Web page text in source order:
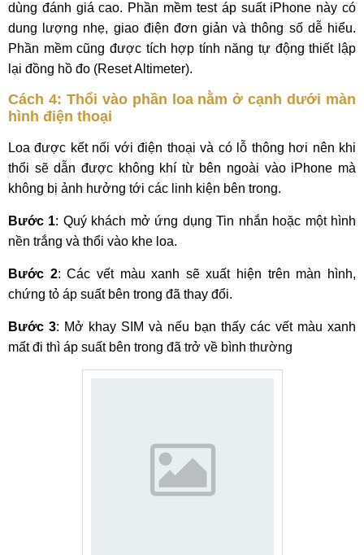
dùng đánh giá cao. Phần mềm test áp suất iPhone này có
dung lượng nhẹ, giao điện đơn giản và thông số dễ hiểu.
Phần mềm cũng được tích hợp tính năng tự động thiết lập
lại đồng hồ đo (Reset Altimeter).
Cách 4: Thổi vào phần loa nằm ở cạnh dưới màn
hình điện thoại
Loa được kết nối với điện thoại và có lỗ thông hơi nên khi
thổi sẽ dẫn được không khí từ bên ngoài vào iPhone mà
không bị ảnh hưởng tới các linh kiện bên trong.
Bước 1: Quý khách mở ứng dụng Tin nhắn hoặc một hình
nền trắng và thổi vào khe loa.
Bước 2: Các vết màu xanh sẽ xuất hiện trên màn hình,
chứng tỏ áp suất bên trong đã thay đổi.
Bước 3: Mở khay SIM và nếu bạn thấy các vết màu xanh
mất đi thì áp suất bên trong đã trở về bình thường